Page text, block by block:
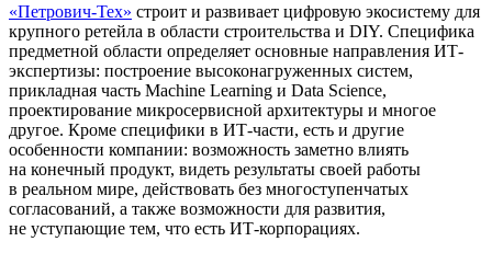
«Петрович-Тех» строит и развивает цифровую экосистему для
крупного ретейла в области строительства и DIY. Специфика
предметной области определяет основные направления ИТ-
экспертизы: построение высоконагруженных систем,
прикладная часть Machine Learning и Data Science,
проектирование микросервисной архитектуры и многое
другое. Кроме специфики в ИТ-части, есть и другие
особенности компании: возможность заметно влиять
на конечный продукт, видеть результаты своей работы
в реальном мире, действовать без многоступенчатых
согласований, а также возможности для развития,
не уступающие тем, что есть ИТ-корпорациях.